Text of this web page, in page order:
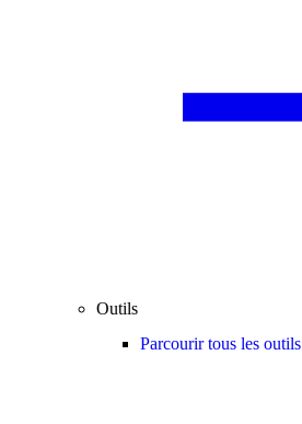
Outils
Parcourir tous les outils